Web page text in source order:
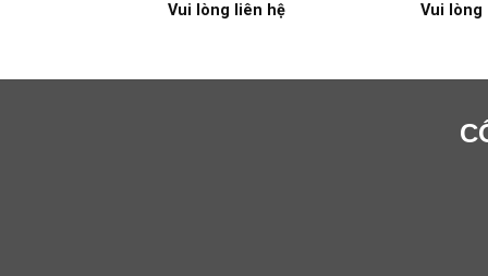
Vui lòng liên hệ
Vui lòng